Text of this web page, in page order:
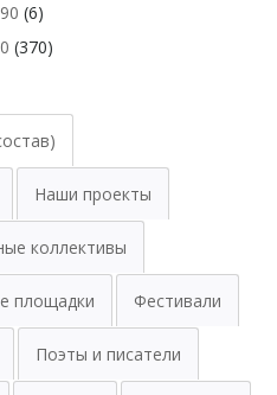
(6)
(370)
Наши проекты
коллективы
площадки Фестивали
Поэты и писатели